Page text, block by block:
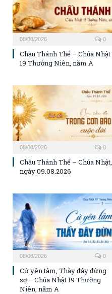
08/08/2026 0
Chầu Thánh Thể – Chúa Nhật
19 Thường Niên, năm A
08/08/2026 0
Chầu Thánh Thể – Chúa Nhật,
ngày 09.08.2026
08/08/2026 0
Cứ yên tâm, Thầy đây đừng
sợ – Chúa Nhật 19 Thường
Niên, năm A